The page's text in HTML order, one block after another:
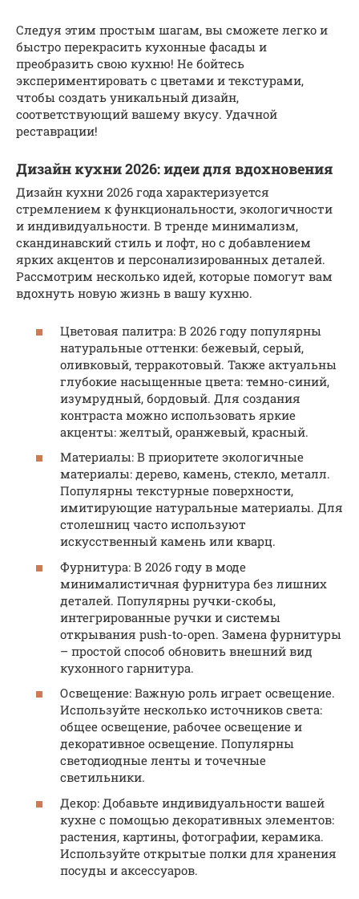
Следуя этим простым шагам, вы сможете легко и
быстро перекрасить кухонные фасады и
преобразить свою кухню! Не бойтесь
экспериментировать с цветами и текстурами,
чтобы создать уникальный дизайн,
соответствующий вашему вкусу. Удачной
реставрации!
Дизайн кухни 2026: идеи для вдохновения
Дизайн кухни 2026 года характеризуется
стремлением к функциональности, экологичности
и индивидуальности. В тренде минимализм,
скандинавский стиль и лофт, но с добавлением
ярких акцентов и персонализированных деталей.
Рассмотрим несколько идей, которые помогут вам
вдохнуть новую жизнь в вашу кухню.
Цветовая палитра: В 2026 году популярны
натуральные оттенки: бежевый, серый,
оливковый, терракотовый. Также актуальны
глубокие насыщенные цвета: темно-синий,
изумрудный, бордовый. Для создания
контраста можно использовать яркие
акценты: желтый, оранжевый, красный.
Материалы: В приоритете экологичные
материалы: дерево, камень, стекло, металл.
Популярны текстурные поверхности,
имитирующие натуральные материалы. Для
столешниц часто используют
искусственный камень или кварц.
Фурнитура: В 2026 году в моде
минималистичная фурнитура без лишних
деталей. Популярны ручки-скобы,
интегрированные ручки и системы
открывания push-to-open. Замена фурнитуры
– простой способ обновить внешний вид
кухонного гарнитура.
Освещение: Важную роль играет освещение.
Используйте несколько источников света:
общее освещение, рабочее освещение и
декоративное освещение. Популярны
светодиодные ленты и точечные
светильники.
Декор: Добавьте индивидуальности вашей
кухне с помощью декоративных элементов:
растения, картины, фотографии, керамика.
Используйте открытые полки для хранения
посуды и аксессуаров.